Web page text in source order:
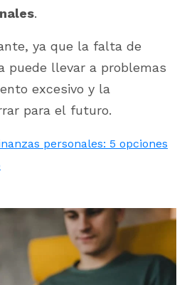
.
ya que la falta de
puede llevar a problemas
excesivo y la
para el futuro.
personales: 5 opciones